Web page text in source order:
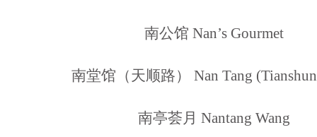
南公馆 Nan’s Gourmet
南堂馆（天顺路） Nan Tang
南亭荟月 Nantang Wang